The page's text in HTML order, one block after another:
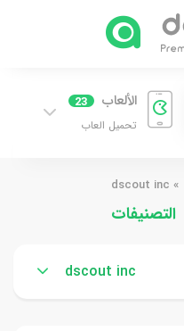
الألعاب 23
تحميل العاب
»
dscout inc
التصنيفات
dscout inc